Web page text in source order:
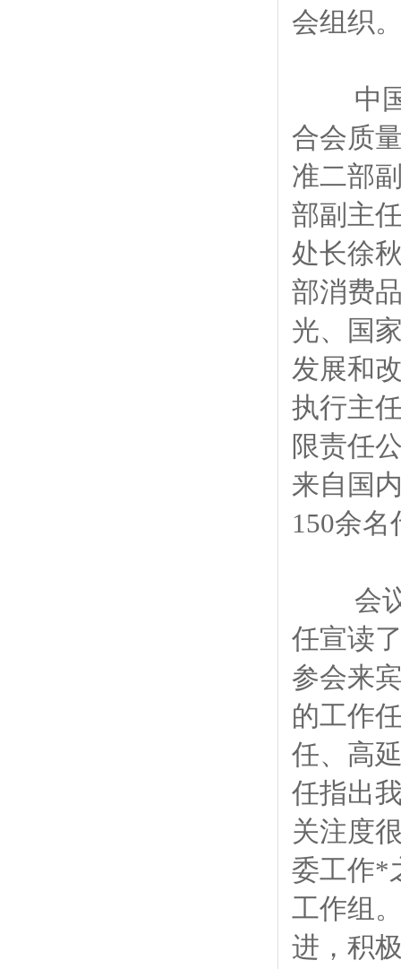
会组织
中国
合会质
准二部
部副主
处长徐
部消费
光、国
发展和
执行主
限责任
来自国
150余
会议
任宣读
参会来
的工作
任、高
任指出
关注度
委工作*
工作组
进，积